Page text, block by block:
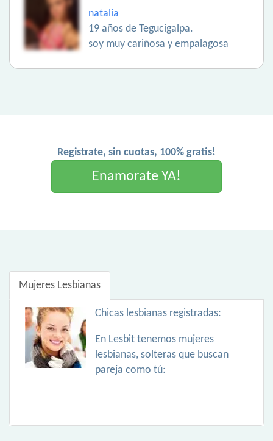
natalia
19 años de Tegucigalpa.
soy muy cariñosa y empalagosa
Registrate, sin cuotas, 100% gratis!
Enamorate YA!
Mujeres Lesbianas
Chicas lesbianas registradas:
En Lesbit tenemos mujeres
lesbianas, solteras que buscan
pareja como tú: